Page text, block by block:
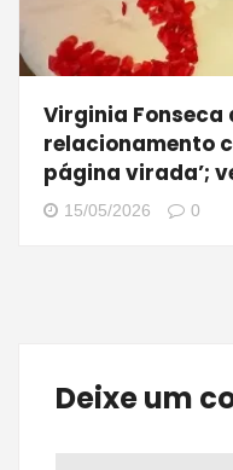
Virginia Fonseca
relacionamento
página virada’;
15/05/2026 0
Deixe um